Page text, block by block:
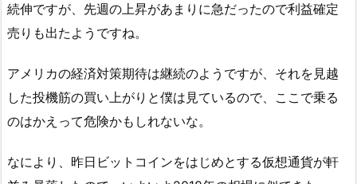
続伸ですが、先週の上昇があまりに急だったので利益確定
売りも出たようですね。
アメリカの経済対策期待は継続のようですが、それを見越
した投機筋の買い上がりと僕は見ているので、ここで乗る
のはかえって危険かもしれないな。
なにより、昨日ビットコインをはじめとする仮想通貨が軒